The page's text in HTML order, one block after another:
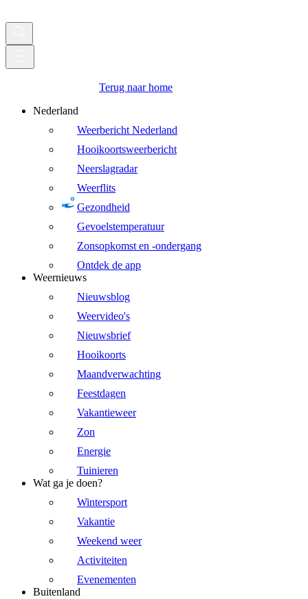
Terug naar home
Nederland
Weerbericht Nederland
Hooikoortsweerbericht
Neerslagradar
Weerflits
Gezondheid
Gevoelstemperatuur
Zonsopkomst en -ondergang
Ontdek de app
Weernieuws
Nieuwsblog
Weervideo's
Nieuwsbrief
Hooikoorts
Maandverwachting
Feestdagen
Vakantieweer
Zon
Energie
Tuinieren
Wat ga je doen?
Wintersport
Vakantie
Weekend weer
Activiteiten
Evenementen
Buitenland